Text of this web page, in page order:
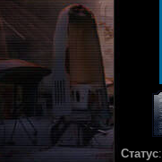
Статус: